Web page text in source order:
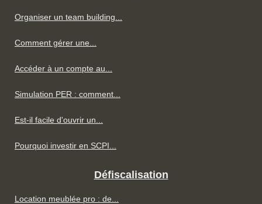
Organiser un team building...
Comment gérer une...
Accéder à un compte au...
Simulation PER : comment...
Est-il facile d'ouvrir un...
Pourquoi investir en SCPI...
Défiscalisation
Location meublée pro : de...